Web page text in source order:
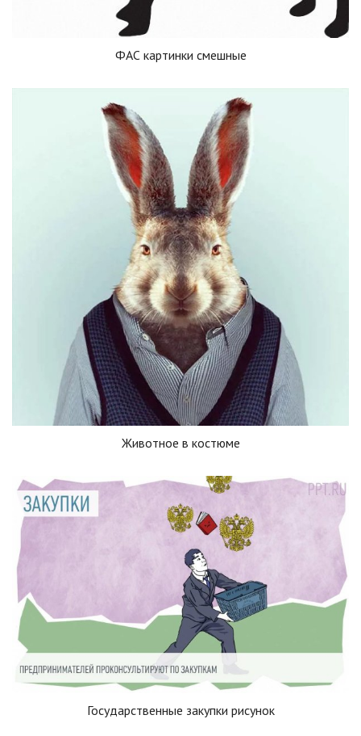
ФАС картинки смешные
Животное в костюме
Государственные закупки рисунок